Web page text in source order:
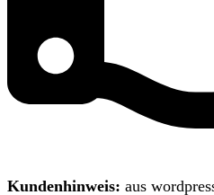
Kundenhinweis: aus